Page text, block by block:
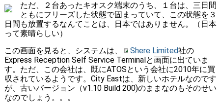
ただ、２台あったキオスク端末のうち、１台は、三日間
ともにフリーズした状態で固まっていて、この状態を３
日間も放置するなんてことは、日本ではありません。（日本
って素晴らしい）
この画面を見ると、システムは、
Shere Limited社の
Express Reception Self Service Terminalと画面に出ていま
す。ただ、この会社は、既にATOSという会社に2010年に買
収されているようです。City Eastは、新しいホテルなのです
が、古いバージョン（v1.10 Build 200)のままなのもそのせい
なのでしょう。。。